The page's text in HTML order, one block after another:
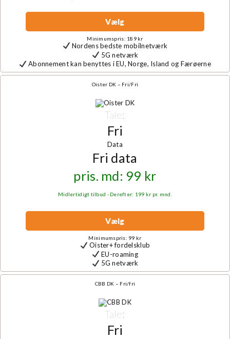
Vælg
Minimumspris: 189 kr
Nordens bedste mobilnetværk
5G netværk
Abonnement kan benyttes i EU, Norge, Island og Færøerne
Oister DK – Fri/Fri
Tale:
Fri
Data
Fri data
pris. md: 99 kr
Midlertidigt tilbud - Derefter: 199 kr pr. mnd.
Vælg
Minimumspris: 99 kr
Oister+ fordelsklub
EU-roaming
5G netværk
CBB DK – Fri/fri
Tale:
Fri